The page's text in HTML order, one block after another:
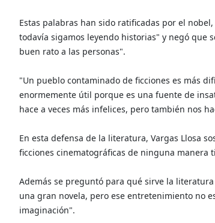
Estas palabras han sido ratificadas por el
todavía sigamos leyendo historias" y negó que
buen rato a las personas".
"Un pueblo contaminado de ficciones es más
enormemente útil porque es una fuente de
hace a veces más infelices, pero también nos
En esta defensa de la literatura, Vargas Llosa
ficciones cinematográficas de ninguna
Además se preguntó para qué sirve la
una gran novela, pero ese entretenimiento no
imaginación".